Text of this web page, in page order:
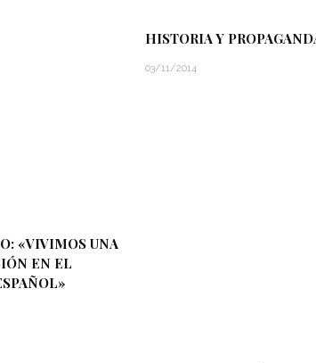
«VIVIMOS UNA
EN EL
HISTORIA Y
03/11/2014